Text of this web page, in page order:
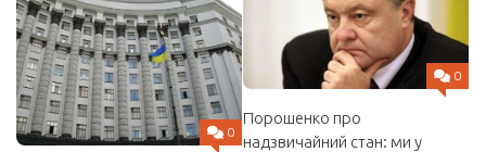
0
0
Порошенко про
надзвичайний стан: ми у